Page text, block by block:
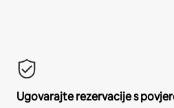
Ugovarajte rezervacije s